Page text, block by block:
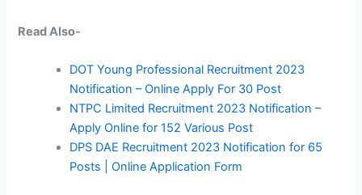
Read Also-
DOT Young Professional Recruitment 2023
Notification – Online Apply For 30 Post
NTPC Limited Recruitment 2023 Notification –
Apply Online for 152 Various Post
DPS DAE Recruitment 2023 Notification for 65
Posts | Online Application Form